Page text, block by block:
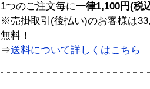
1つのご注文毎に一律1,100円(税
※売掛取引(後払い)のお客様は
無料！
⇒送料について詳しくはこちら